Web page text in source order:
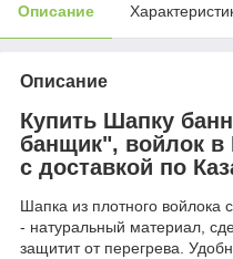
Описание
Описание
Купить Шапку
банщик", войлок в
с доставкой по
Шапка из плотного войлока
- натуральный материал,
защитит от перегрева.